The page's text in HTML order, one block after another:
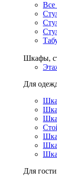
Все
Шкафы,
Для
Для